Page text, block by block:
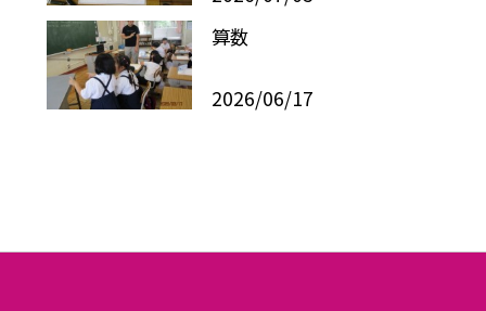
算数
2026/06/17